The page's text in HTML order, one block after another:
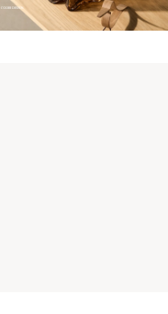
COOEE DESIGN